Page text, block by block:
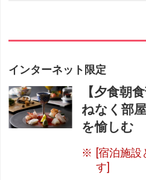
インターネット限定
【夕食朝
ねなく部
を愉しむ
[宿泊施設
す]